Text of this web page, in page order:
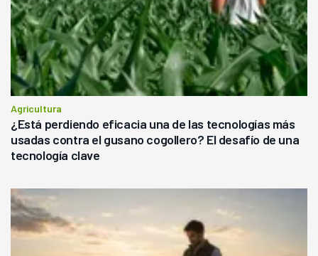
Agricultura
¿Está perdiendo eficacia una de las tecnologías más
usadas contra el gusano cogollero? El desafío de una
tecnología clave